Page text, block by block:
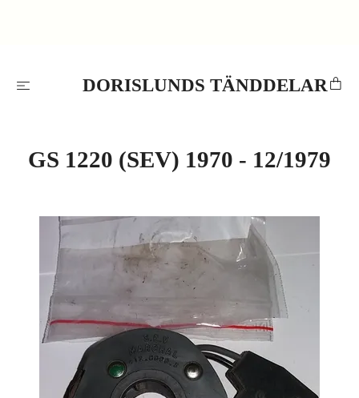
DORISLUNDS TÄNDDELAR
GS 1220 (SEV) 1970 - 12/1979